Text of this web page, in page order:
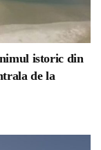
istoric din
de la